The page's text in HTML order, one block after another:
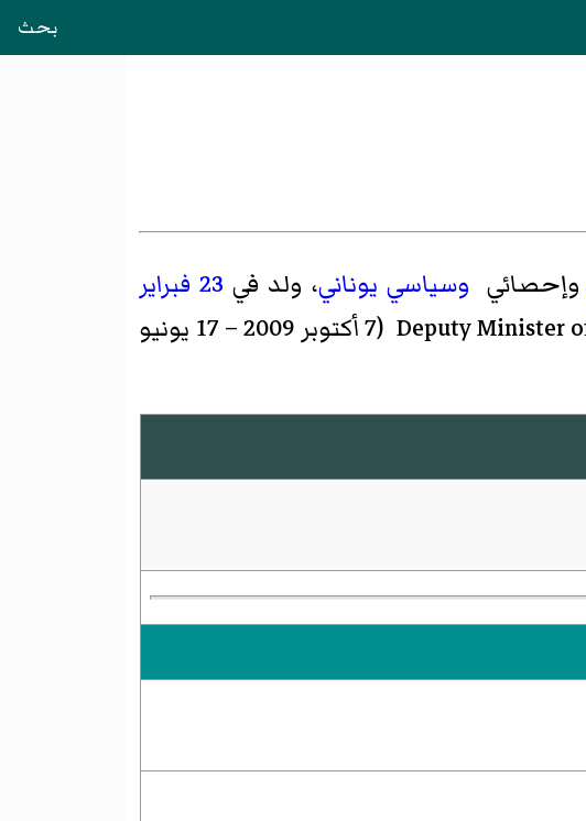
بحث
وإحصائي وسياسي يوناني، ولد في 23 فبراير
Deputy Minister of Education Cabinet of George Papandreou (7 أكتوبر 2009 – 17 يونيو